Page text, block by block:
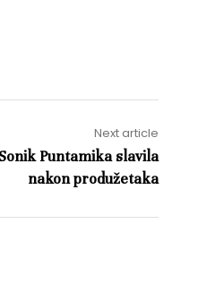
Next article
Puntamika slavila
nakon produžetaka